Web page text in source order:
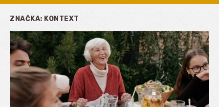
ZNAČKA: KONTEXT